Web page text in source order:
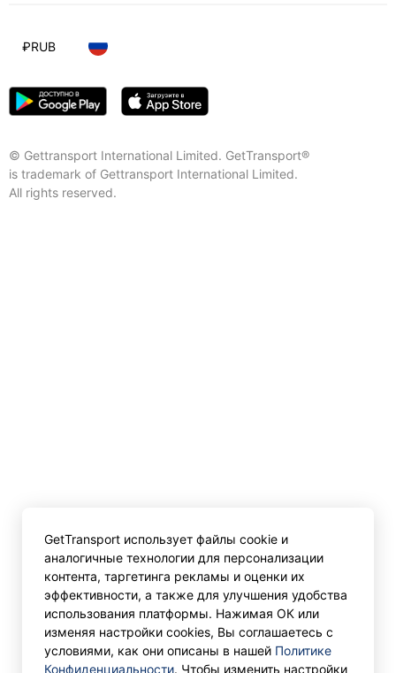
© Gettransport International Limited. GetTransport®
is trademark of Gettransport International Limited.
All rights reserved.
₽RUB
GetTransport использует файлы cookie и
аналогичные технологии для персонализации
контента, таргетинга рекламы и оценки их
эффективности, а также для улучшения удобства
использования платформы. Нажимая ОК или
изменяя настройки cookies, Вы соглашаетесь с
условиями, как они описаны в нашей Политике
Конфиденциальности. Чтобы изменить настройки